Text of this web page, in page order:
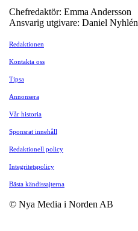
Chefredaktör: Emma Andersson
Ansvarig utgivare: Daniel Nyhlén
Redaktionen
Kontakta oss
Tipsa
Annonsera
Vår historia
Sponsrat innehåll
Redaktionell policy
Integritetspolicy
Bästa kändissajterna
© Nya Media i Norden AB